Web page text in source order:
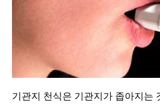
기관지 천식은 기관지가 좁아지는